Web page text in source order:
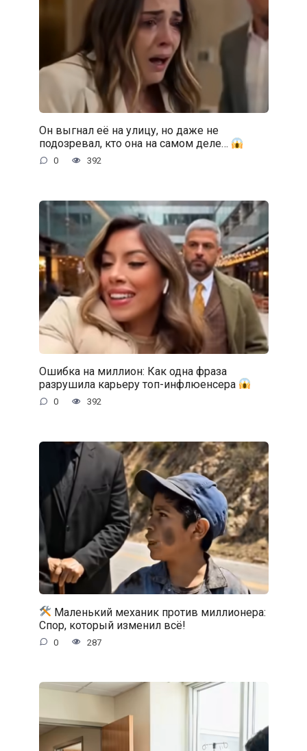
Он выгнал её на улицу, но даже не
подозревал, кто она на самом деле…
0 392
Ошибка на миллион: Как одна фраза
разрушила карьеру топ-инфлюенсера
0 392
Маленький механик против миллионера:
Спор, который изменил всё!
0 287